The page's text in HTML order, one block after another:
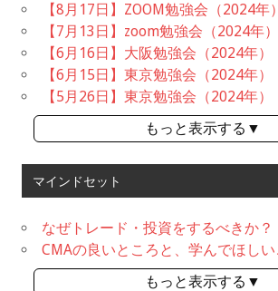
【8月17日】ZOOM勉強会（2024年）
【7月13日】zoom勉強会（2024年）
【6月16日】大阪勉強会（2024年）
【6月15日】東京勉強会（2024年）
【5月26日】東京勉強会（2024年）
もっと表示する▼
マインドセット
なぜトレード・投資をするべきか？
CMAの良いところと、学んでほしい
もっと表示する▼